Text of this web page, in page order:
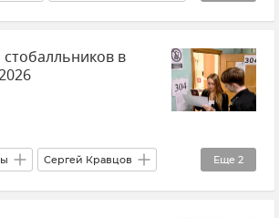
Мобильная связь
в Крыму
Электросети Крыма
в
Еще 2
Сергей Кравцов
в России